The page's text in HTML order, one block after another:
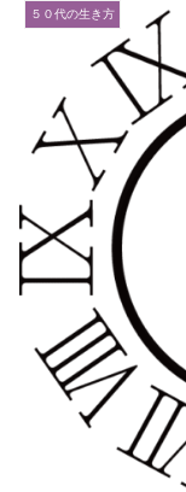
５０代の生き方